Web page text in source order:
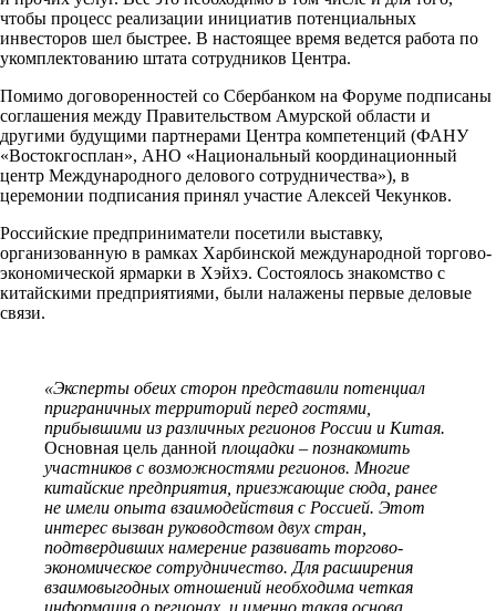
чтобы процесс реализации инициатив потенциальных
инвесторов шел быстрее. В настоящее время ведется работа по
укомплектованию штата сотрудников Центра.
Помимо договоренностей со Сбербанком на Форуме подписаны
соглашения между Правительством Амурской области и
другими будущими партнерами Центра компетенций (ФАНУ
«Востокгосплан», АНО «Национальный координационный
центр Международного делового сотрудничества»), в
церемонии подписания принял участие Алексей Чекунков.
Российские предприниматели посетили выставку,
организованную в рамках Харбинской международной торгово-
экономической ярмарки в Хэйхэ. Состоялось знакомство с
китайскими предприятиями, были налажены первые деловые
связи.
«Эксперты обеих сторон представили потенциал
приграничных территорий перед гостями,
прибывшими из различных регионов России и Китая.
Основная цель данной площадки – познакомить
участников с возможностями регионов. Многие
китайские предприятия, приезжающие сюда, ранее
не имели опыта взаимодействия с Россией. Этот
интерес вызван руководством двух стран,
подтвердивших намерение развивать торгово-
экономическое сотрудничество. Для расширения
взаимовыгодных отношений необходима четкая
информация о регионах, и именно такая основа